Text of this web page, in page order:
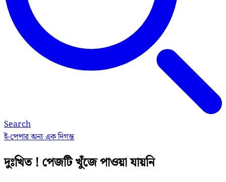
Search
ই-পেপারঅন্য এক দিগন্ত
দুঃখিত ! পেজটি খুঁজে পাওয়া যায়নি